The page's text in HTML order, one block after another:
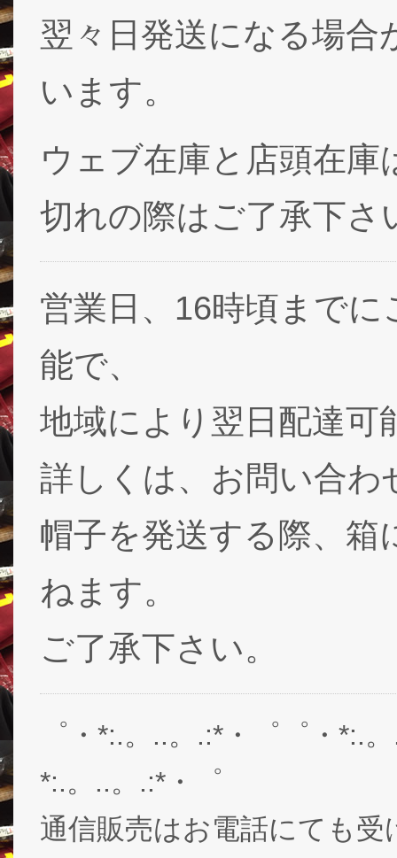
翌々日発送になる場
います。
ウェブ在庫と店頭在
切れの際はご了承下さ
営業日、16時頃まで
能で、
地域により翌日配達可
詳しくは、お問い合わ
帽子を発送する際、箱
ねます。
ご了承下さい。
゜・*:.。..。.:*・゜゜・*:.
*:.。..。.:*・゜
通信販売はお電話にても